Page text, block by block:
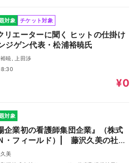
対象 チケット対象
リエーターに聞く ヒットの仕掛け
ジゲン代表・松浦裕暁氏
暁, 上田渉
¥0
対象
企業初の看護師集団企業』（株式
・フィールド）| 藤沢久美の社長
美